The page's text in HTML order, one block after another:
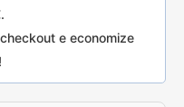
.
e economize